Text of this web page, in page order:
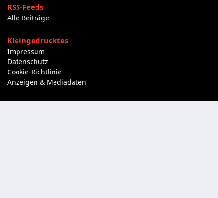
RSS-Feeds
Alle Beiträge
Kleingedrucktes
Impressum
Datenschutz
Cookie-Richtlinie
Anzeigen & Mediadaten